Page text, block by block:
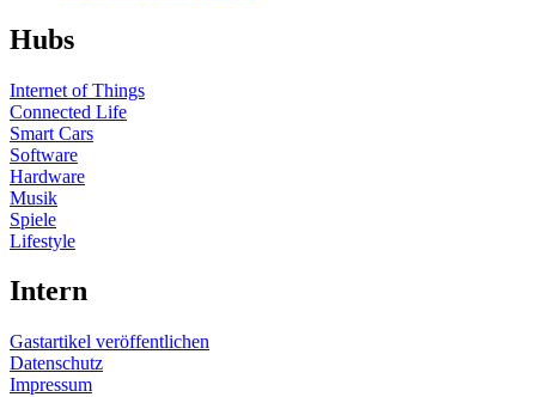
Hubs
Internet of Things
Connected Life
Smart Cars
Software
Hardware
Musik
Spiele
Lifestyle
Intern
Gastartikel veröffentlichen
Datenschutz
Impressum